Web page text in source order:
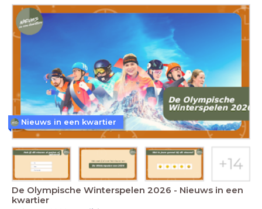
De Olympische Winterspelen 2026 - Nieuws in een
kwartier
Nieuws in een kwartier